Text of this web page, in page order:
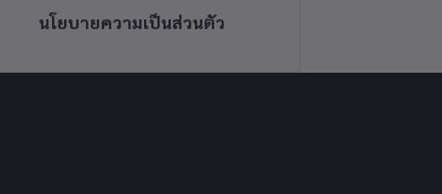
นโยบายความเป็นส่วนตัว